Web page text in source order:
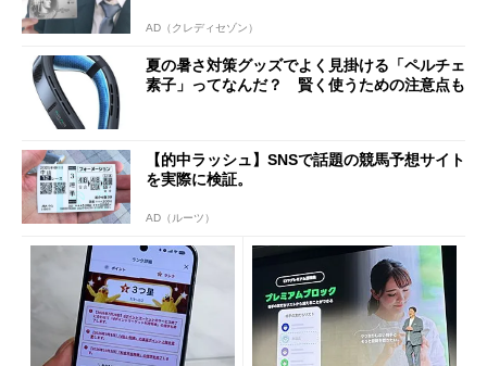
AD（クレディセゾン）
夏の暑さ対策グッズでよく見掛ける「ペルチェ
素子」ってなんだ？ 賢く使うための注意点も
【的中ラッシュ】SNSで話題の競馬予想サイト
を実際に検証。
AD（ルーツ）